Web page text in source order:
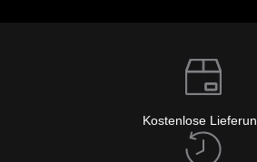
Kostenlose